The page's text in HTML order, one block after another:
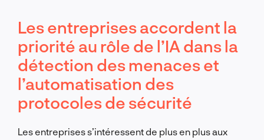
Les entreprises accordent la
priorité au rôle de l’IA dans la
détection des menaces et
l’automatisation des
protocoles de sécurité
Les entreprises s’intéressent de plus en plus aux